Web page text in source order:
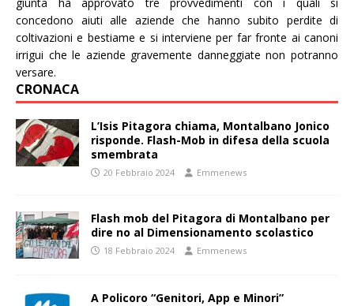
concedono aiuti alle aziende che hanno subito perdite di
coltivazioni e bestiame e si interviene per far fronte ai canoni
irrigui che le aziende gravemente danneggiate non potranno
versare.
CRONACA
L’Isis Pitagora chiama, Montalbano Jonico
risponde. Flash-Mob in difesa della scuola
smembrata
20 Febbraio 2024 Emmenews
Flash mob del Pitagora di Montalbano per
dire no al Dimensionamento scolastico
18 Febbraio 2024 Emmenews
A Policoro “Genitori, App e Minori”